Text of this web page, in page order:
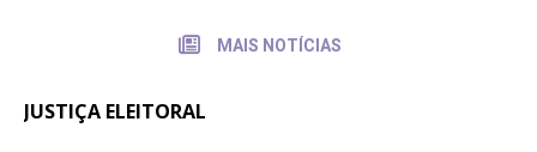
MAIS NOTÍCIAS
JUSTIÇA ELEITORAL